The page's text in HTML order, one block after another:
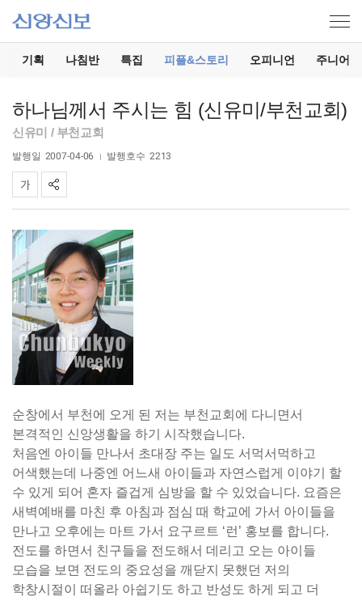
기획 나침반 특집 피플&스토리 오피니언 주니어
하나님께서 주시는 힘 (신유미/부천교회)
신유미 / 부천교회
발행일 2007-04-06 발행호수 2213
순창에서 부천에 오게 된 저는 부천교회에 다니면서
본격적인 신앙생활을 하기 시작했습니다.
처음엔 아이들 만나서 초대장 주는 일도 서먹서먹하고
어색했는데 나중엔 어느새 아이들과 자연스럽게 이야기 할
수 있게 되어 혼자 즐겁게 심방을 할 수 있었습니다. 요즘은
새벽예배를 마친 후 아침과 점심 때 학교에 가서 아이들을
만나고 오후에는 마트 가서 요구르트 ‘런’ 홍보를 합니다.
전도를 하면서 친구들을 전도해서 데리고 오는 아이들
모습을 보면 전도의 중요성을 깨닫지 못했던 저의
학창시절이 떠올라 아쉽기도 하고 반성도 하게 되고 더